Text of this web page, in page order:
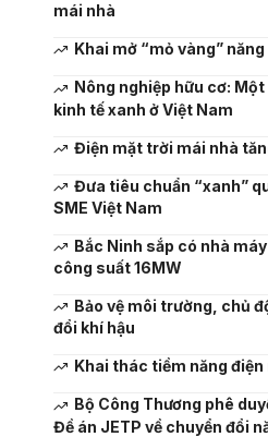
mái nhà
Khai mở “mỏ vàng”
Nông nghiệp hữu cơ:
kinh tế xanh ở Việt Nam
Điện mặt trời mái nhà
Đưa tiêu chuẩn “xanh”
SME Việt Nam
Bắc Ninh sắp có nhà
công suất 16MW
Bảo vệ môi trường, chủ
đổi khí hậu
Khai thác tiềm năng
Bộ Công Thương phê
Đề án JETP về chuyển đổi